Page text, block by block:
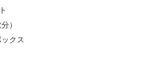
）
クス